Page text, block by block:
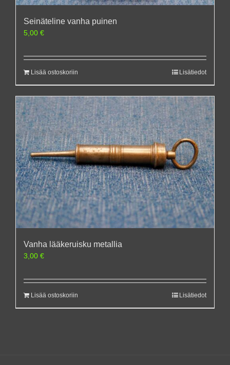
Seinäteline vanha puinen
5,00 €
Lisää ostoskoriin Lisätiedot
Vanha lääkeruisku metallia
3,00 €
Lisää ostoskoriin Lisätiedot